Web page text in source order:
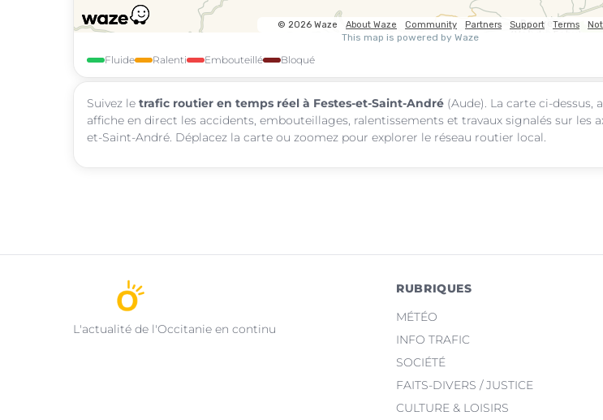
Fluide Ralenti Embouteillé Bloqué
Suivez le trafic routier en temps réel à Festes-et-Saint-André (Aude). La carte ci-dessus,
affiche en direct les accidents, embouteillages, ralentissements et travaux signalés sur les
et-Saint-André. Déplacez la carte ou zoomez pour explorer le réseau routier local.
L'actualité de l'Occitanie en continu
RUBRIQUES
MÉTÉO
INFO TRAFIC
SOCIÉTÉ
FAITS-DIVERS / JUSTICE
CULTURE & LOISIRS